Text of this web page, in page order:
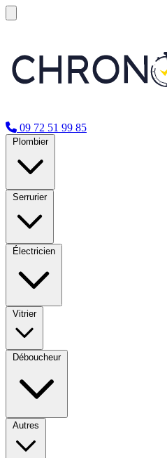
09 72 51 99 85
Plombier
Serrurier
Électricien
Vitrier
Déboucheur
Autres